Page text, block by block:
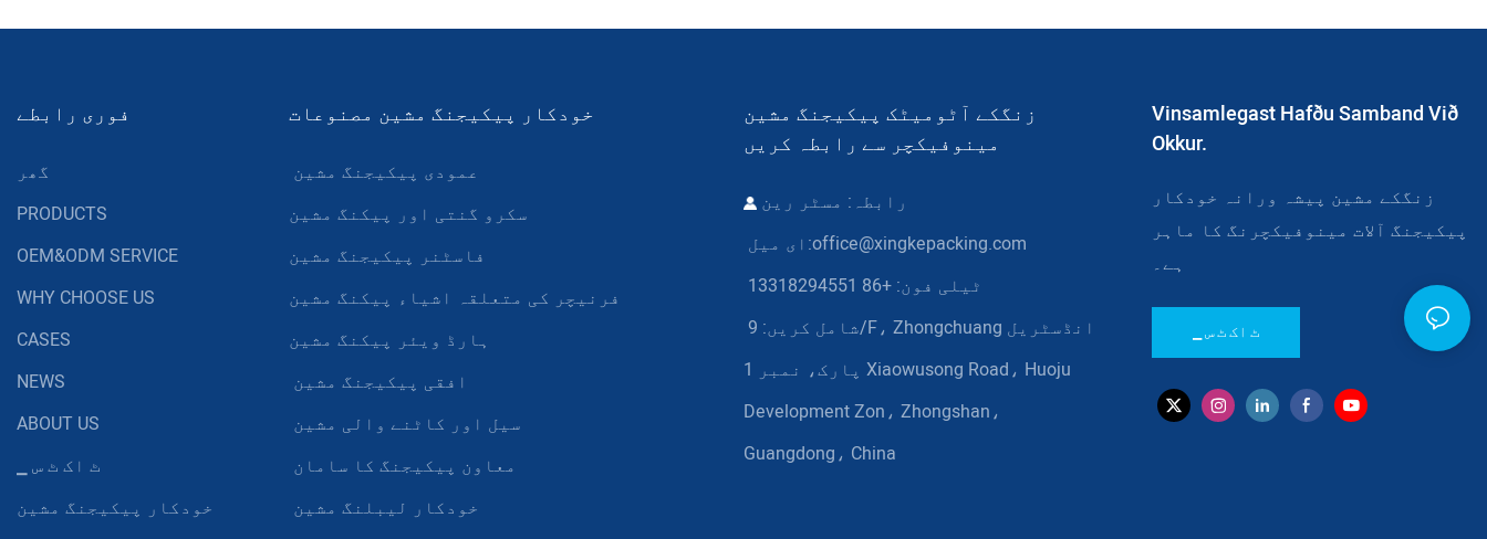
فوری رابطے
گھر
PRODUCTS
OEM&ODM SERVICE
WHY CHOOSE US
CASES
NEWS
ABOUT US
▁ ٹ اک ٹ س
خودکار پیکیجنگ مشین
خودکار پیکیجنگ مشین مصنوعات
عمودی پیکیجنگ مشین
سکرو گنتی اور پیکنگ مشین
فاسٹنر پیکیجنگ مشین
فرنیچر کی متعلقہ اشیاء پیکنگ مشین
ہارڈ ویئر پیکنگ مشین
افقی پیکیجنگ مشین
سیل اور کاٹنے والی مشین
معاون پیکیجنگ کا سامان
خودکار لیبلنگ مشین
زنگکے آٹومیٹک پیکیجنگ مشین
مینوفیکچر سے رابطہ کریں
رابطہ: مسٹر رین
ای میل:office@xingkepacking.com
ٹیلی فون: +86 13318294551
شامل کریں: 9/F، Zhongchuang انڈسٹریل
پارک، نمبر 1 Xiaowusong Road، Huoju
Development Zon، Zhongshan،
Guangdong، China
Vinsamlegast Hafðu Samband Við
Okkur.
زنگکے مشین پیشہ ورانہ خودکار
پیکیجنگ آلات مینوفیکچرنگ کا ماہر
ہے۔
▁ ٹ اک ٹ س